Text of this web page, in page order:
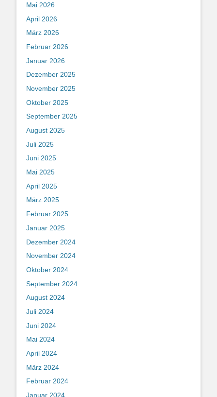
Mai 2026
April 2026
März 2026
Februar 2026
Januar 2026
Dezember 2025
November 2025
Oktober 2025
September 2025
August 2025
Juli 2025
Juni 2025
Mai 2025
April 2025
März 2025
Februar 2025
Januar 2025
Dezember 2024
November 2024
Oktober 2024
September 2024
August 2024
Juli 2024
Juni 2024
Mai 2024
April 2024
März 2024
Februar 2024
Januar 2024